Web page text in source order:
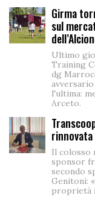
Girma
sul
Ultimo
Training
dg
l'ultima:
Arceto.
Il colosso
sponsor
secondo
Genitoni:
proprietà